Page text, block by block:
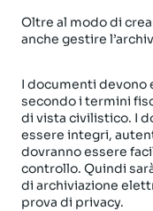
Oltre al modo di
anche gestire
I documenti devono
secondo i termini
di vista civilistico. I
essere integri,
dovranno essere
controllo. Quindi
di archiviazione
prova di privacy.